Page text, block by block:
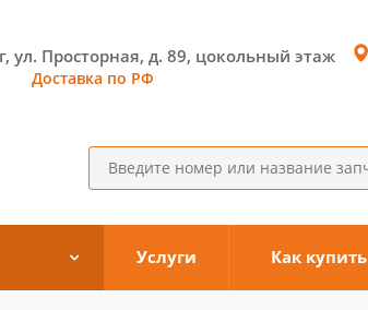
ул. Просторная, д. 89, цокольный этаж
Доставка по РФ
Услуги Как купить